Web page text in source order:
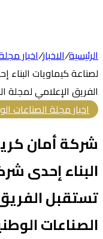
الرئيسية/الاخبار/اخبار
لصناعة كيماويات
الفريق الإعلامي لمجلة
اخبار مجلة الصناعات
شركة أمان
البناء إحدى
تستقبل
الصناعات